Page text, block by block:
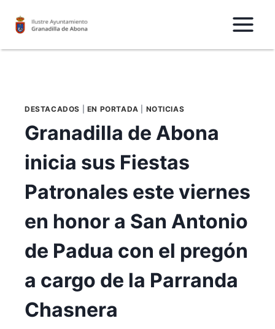
DESTACADOS EN PORTADA NOTICIAS
Granadilla de Abona
inicia sus Fiestas
Patronales este viernes
en honor a San Antonio
de Padua con el pregón
a cargo de la Parranda
Chasnera